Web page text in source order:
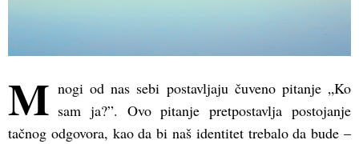
M nogi od nas sebi postavljaju čuveno pitanje „Ko
sam ja?”. Ovo pitanje pretpostavlja postojanje
tačnog odgovora, kao da bi naš identitet trebalo da bude –